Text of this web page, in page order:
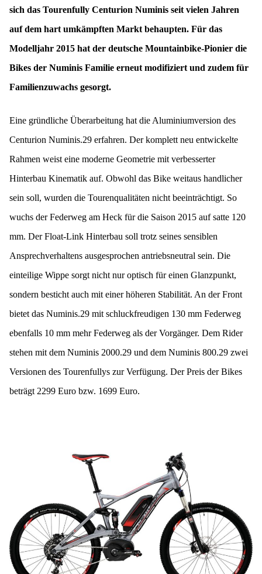
sich das Tourenfully Centurion Numinis seit vielen Jahren
auf dem hart umkämpften Markt behaupten. Für das
Modelljahr 2015 hat der deutsche Mountainbike-Pionier die
Bikes der Numinis Familie erneut modifiziert und zudem für
Familienzuwachs gesorgt.
Eine gründliche Überarbeitung hat die Aluminiumversion des
Centurion Numinis.29 erfahren. Der komplett neu entwickelte
Rahmen weist eine moderne Geometrie mit verbesserter
Hinterbau Kinematik auf. Obwohl das Bike weitaus handlicher
sein soll, wurden die Tourenqualitäten nicht beeinträchtigt. So
wuchs der Federweg am Heck für die Saison 2015 auf satte 120
mm. Der Float-Link Hinterbau soll trotz seines sensiblen
Ansprechverhaltens ausgesprochen antriebsneutral sein. Die
einteilige Wippe sorgt nicht nur optisch für einen Glanzpunkt,
sondern besticht auch mit einer höheren Stabilität. An der Front
bietet das Numinis.29 mit schluckfreudigen 130 mm Federweg
ebenfalls 10 mm mehr Federweg als der Vorgänger. Dem Rider
stehen mit dem Numinis 2000.29 und dem Numinis 800.29 zwei
Versionen des Tourenfullys zur Verfügung. Der Preis der Bikes
beträgt 2299 Euro bzw. 1699 Euro.